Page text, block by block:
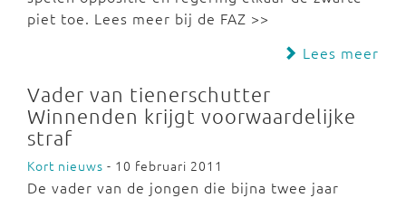
piet toe. Lees meer bij de FAZ >>
Lees meer
Vader van tienerschutter
Winnenden krijgt voorwaardelijke
straf
Kort nieuws - 10 februari 2011
De vader van de jongen die bijna twee jaar